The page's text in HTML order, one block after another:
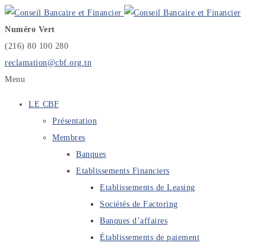
Numéro Vert
(216) 80 100 280
reclamation@cbf.org.tn
Menu
LE CBF
Présentation
Membres
Banques
Etablissements Financiers
Etablissements de Leasing
Sociétés de Factoring
Banques d’affaires
Établissements de paiement